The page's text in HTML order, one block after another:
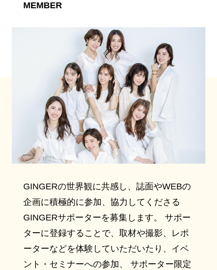
MEMBER
GINGERの世界観に共感し、誌面やWEBの
企画に積極的に参加、協力してくださる
GINGERサポーターを募集します。 サポー
ターに登録することで、取材や撮影、レポ
ーターなどを体験していただいたり、イベ
ント・セミナーへの参加、 サポーター限定